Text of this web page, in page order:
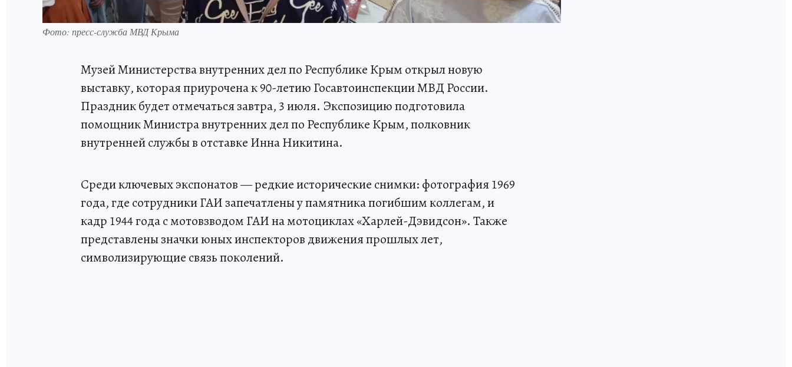
Фото: пресс-служба МВД Крыма
Музей Министерства внутренних дел по Республике Крым открыл новую
выставку, которая приурочена к 90-летию Госавтоинспекции МВД России.
Праздник будет отмечаться завтра, 3 июля. Экспозицию подготовила
помощник Министра внутренних дел по Республике Крым, полковник
внутренней службы в отставке Инна Никитина.
Среди ключевых экспонатов — редкие исторические снимки: фотография 1969
года, где сотрудники ГАИ запечатлены у памятника погибшим коллегам, и
кадр 1944 года с мотовзводом ГАИ на мотоциклах «Харлей-Дэвидсон». Также
представлены значки юных инспекторов движения прошлых лет,
символизирующие связь поколений.